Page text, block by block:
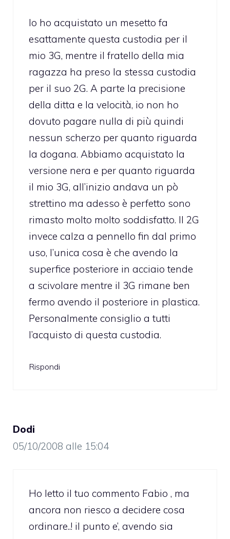
Io ho acquistato un mesetto fa
esattamente questa custodia per il
mio 3G, mentre il fratello della mia
ragazza ha preso la stessa custodia
per il suo 2G. A parte la precisione
della ditta e la velocità, io non ho
dovuto pagare nulla di più quindi
nessun scherzo per quanto riguarda
la dogana. Abbiamo acquistato la
versione nera e per quanto riguarda
il mio 3G, all’inizio andava un pò
strettino ma adesso è perfetto sono
rimasto molto molto soddisfatto. Il 2G
invece calza a pennello fin dal primo
uso, l’unica cosa è che avendo la
superfice posteriore in acciaio tende
a scivolare mentre il 3G rimane ben
fermo avendo il posteriore in plastica.
Personalmente consiglio a tutti
l’acquisto di questa custodia.
Rispondi
Dodi
05/10/2008 alle 15:04
Ho letto il tuo commento Fabio , ma
ancora non riesco a decidere cosa
ordinare..! il punto e’, avendo sia